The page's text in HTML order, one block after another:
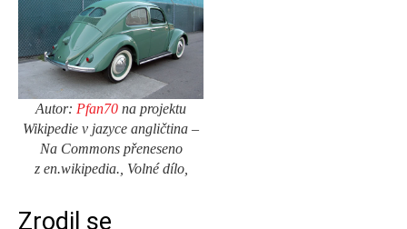
Autor: Pfan70 na projektu
Wikipedie v jazyce angličtina –
Na Commons přeneseno
z en.wikipedia., Volné dílo,
Zrodil se